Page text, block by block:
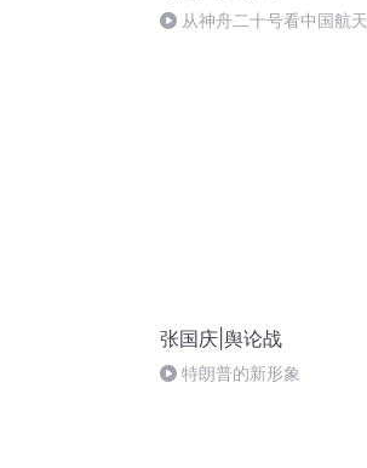
从神舟二十号看中国航天
张国庆|舆论战
特朗普的新形象